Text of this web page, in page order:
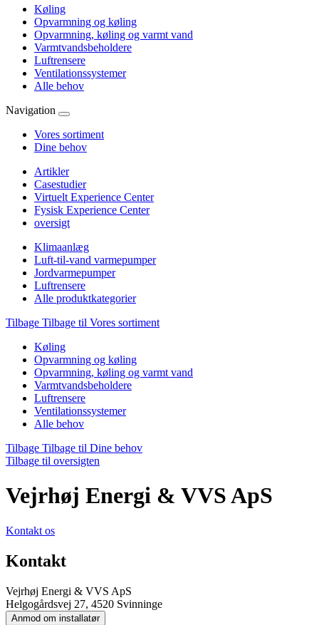
Køling
Opvarmning og køling
Opvarmning, køling og varmt vand
Varmtvandsbeholdere
Luftrensere
Ventilationssystemer
Alle behov
Navigation
Vores sortiment
Dine behov
Artikler
Casestudier
Virtuelt Experience Center
Fysisk Experience Center
oversigt
Klimaanlæg
Luft-til-vand varmepumper
Jordvarmepumper
Luftrensere
Alle produktkategorier
Tilbage Tilbage til Vores sortiment
Køling
Opvarmning og køling
Opvarmning, køling og varmt vand
Varmtvandsbeholdere
Luftrensere
Ventilationssystemer
Alle behov
Tilbage Tilbage til Dine behov
Tilbage til oversigten
Vejrhøj Energi & VVS ApS
Kontakt os
Kontakt
Vejrhøj Energi & VVS ApS
Helgogårdsvej 27, 4520 Svinninge
Anmod om installatør